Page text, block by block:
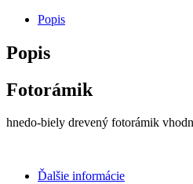
Popis
Popis
Fotorámik
hnedo-biely drevený fotorámik
Ďalšie informácie